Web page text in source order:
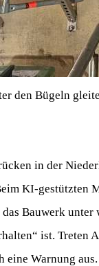
den Bügeln
in der
KI-gestützten
Bauwerk
ist.
eine Warnung